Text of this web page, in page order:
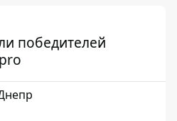
победителей